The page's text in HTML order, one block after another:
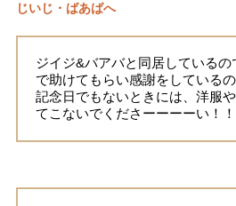
じいじ・ばあばへ
ジイジ&バアバと同居しているの
で助けてもらい感謝をしている
記念日でもないときには、洋服
てこないでくださーーーーい！！